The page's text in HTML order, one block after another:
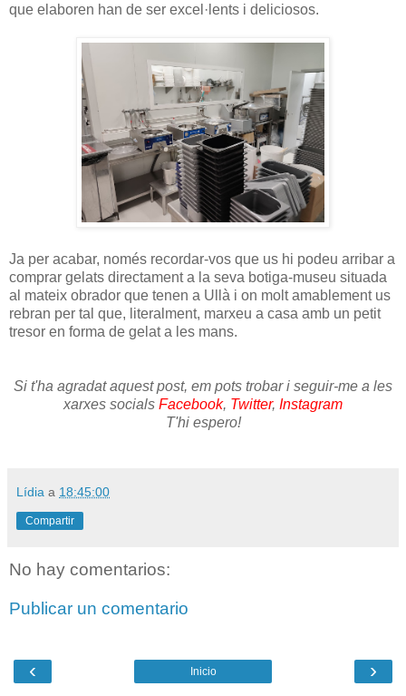
que elaboren han de ser excel·lents i deliciosos.
Ja per acabar, només recordar-vos que us hi podeu arribar a
comprar gelats directament a la seva botiga-museu situada
al mateix obrador que tenen a Ullà i on molt amablement us
rebran per tal que, literalment, marxeu a casa amb un petit
tresor en forma de gelat a les mans.
Si t'ha agradat aquest post, em pots trobar i seguir-me a les
xarxes socials Facebook, Twitter, Instagram
T'hi espero!
Lídia a 18:45:00
Compartir
No hay comentarios:
Publicar un comentario
‹ ›
Inicio